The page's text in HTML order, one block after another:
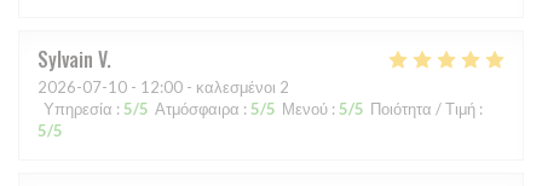
Sylvain V
2026-07-10 - 12:00 - καλεσμένοι 2
Υπηρεσία : 5/5 Ατμόσφαιρα : 5/5 Μενού : 5/5 Ποιότητα / Τιμή :
5/5